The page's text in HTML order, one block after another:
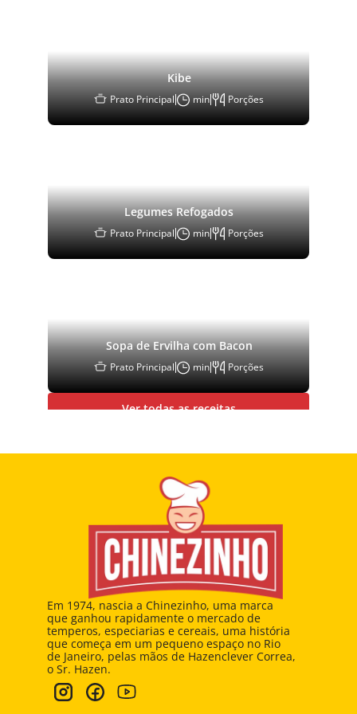
Kibe
Prato Principal min Porções
Legumes Refogados
Prato Principal min Porções
Sopa de Ervilha com Bacon
Prato Principal min Porções
Ver todas as receitas
Em 1974, nascia a Chinezinho, uma marca
que ganhou rapidamente o mercado de
temperos, especiarias e cereais, uma história
que começa em um pequeno espaço no Rio
de Janeiro, pelas mãos de Hazenclever Correa,
o Sr. Hazen.